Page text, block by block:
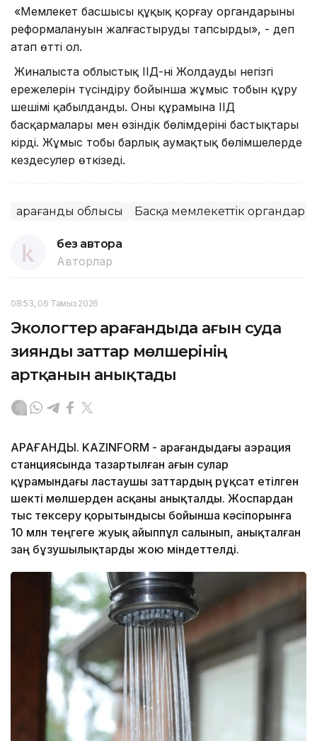
«Мемлекет басшысы құқық қорғау органдарының
реформалануын жалғастыруды тапсырды», - деп
атап өтті ол.
Жиналыста облыстық ІІД-нің Жолдаудың негізгі
ережелерін түсіндіру бойынша жұмыс тобын құру
шешімі қабылданды. Оның құрамына ІІД
басқармалары мен өзіндік бөлімдерінің бастықтары
кірді. Жұмыс тобы барлық аумақтық бөлімшелерде
кездесулер өткізеді.
Қарағанды облысы Басқа мемлекеттік органдар
без автора
Авторлар
08:53, 06 Тамыз 2026
Экологтер Қарағандыда ағын суда
зиянды заттар мөлшерінің
артқанын анықтады
ҚАРАҒАНДЫ. KAZINFORM - Қарағандыдағы аэрация
станциясында тазартылған ағын сулар
құрамындағы ластаушы заттардың рұқсат етілген
шекті мөлшерден асқаны анықталды. Жоспардан
тыс тексеру қорытындысы бойынша кәсіпорынға
10 млн теңгеге жуық айыппұл салынып, анықталған
заң бұзушылықтарды жою міндеттелді.